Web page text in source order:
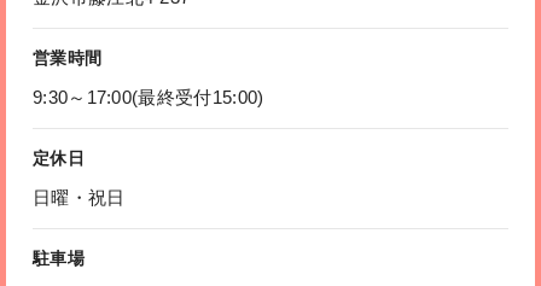
営業時間
9:30～17:00(最終受付15:00)
定休日
日曜・祝日
駐車場